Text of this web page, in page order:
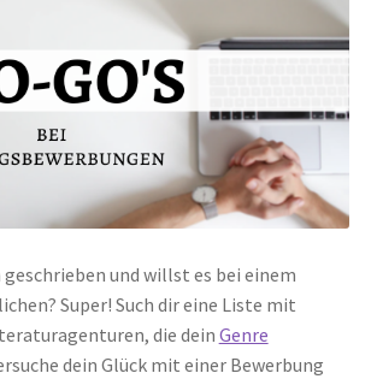
geschrieben und willst es bei einem
Super! Such dir eine Liste mit
die dein Genre
dein Glück mit einer Bewerbung